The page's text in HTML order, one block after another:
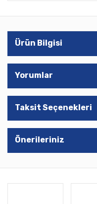
Ürün Bilgisi
Yorumlar
Taksit Seçenekleri
Önerileriniz